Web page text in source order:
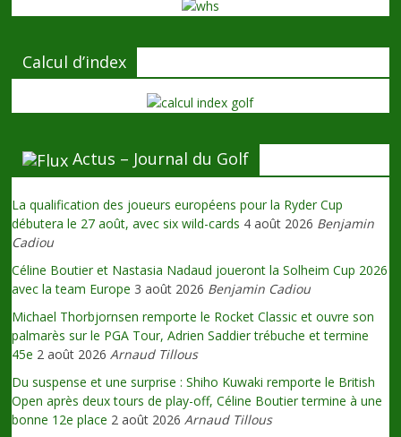
Calcul d’index
Actus – Journal du Golf
La qualification des joueurs européens pour la Ryder Cup
débutera le 27 août, avec six wild-cards 4 août 2026 Benjamin
Cadiou
Céline Boutier et Nastasia Nadaud joueront la Solheim Cup 2026
avec la team Europe 3 août 2026 Benjamin Cadiou
Michael Thorbjornsen remporte le Rocket Classic et ouvre son
palmarès sur le PGA Tour, Adrien Saddier trébuche et termine
45e 2 août 2026 Arnaud Tillous
Du suspense et une surprise : Shiho Kuwaki remporte le British
Open après deux tours de play-off, Céline Boutier termine à une
bonne 12e place 2 août 2026 Arnaud Tillous